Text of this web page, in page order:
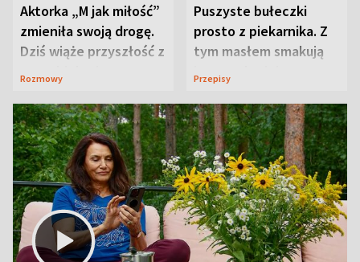
Aktorka „M jak miłość”
zmieniła swoją drogę.
Dziś wiąże przyszłość z
neurobiologią
Rozmowy
Puszyste bułeczki
prosto z piekarnika. Z
tym masłem smakują
jeszcze lepiej
Przepisy